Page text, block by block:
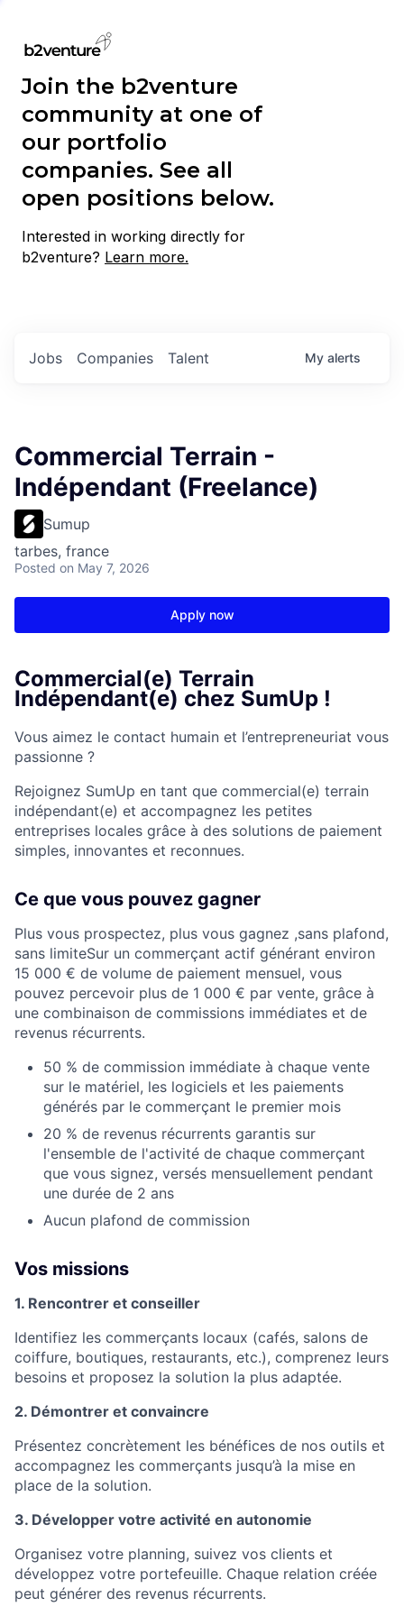
Join the b2venture
community at one of
our portfolio
companies. See all
open positions below.
Interested in working directly for
b2venture? Learn more.
Jobs Companies Talent My alerts
Commercial Terrain -
Indépendant (Freelance)
Sumup
tarbes, france
Posted on May 7, 2026
Apply now
Commercial(e) Terrain
Indépendant(e) chez SumUp !
Vous aimez le contact humain et l’entrepreneuriat vous
passionne ?
Rejoignez SumUp en tant que commercial(e) terrain
indépendant(e) et accompagnez les petites
entreprises locales grâce à des solutions de paiement
simples, innovantes et reconnues.
Ce que vous pouvez gagner
Plus vous prospectez, plus vous gagnez ,sans plafond,
sans limiteSur un commerçant actif générant environ
15 000 € de volume de paiement mensuel, vous
pouvez percevoir plus de 1 000 € par vente, grâce à
une combinaison de commissions immédiates et de
revenus récurrents.
50 % de commission immédiate à chaque vente
sur le matériel, les logiciels et les paiements
générés par le commerçant le premier mois
20 % de revenus récurrents garantis sur
l'ensemble de l'activité de chaque commerçant
que vous signez, versés mensuellement pendant
une durée de 2 ans
Aucun plafond de commission
Vos missions
1. Rencontrer et conseiller
Identifiez les commerçants locaux (cafés, salons de
coiffure, boutiques, restaurants, etc.), comprenez leurs
besoins et proposez la solution la plus adaptée.
2. Démontrer et convaincre
Présentez concrètement les bénéfices de nos outils et
accompagnez les commerçants jusqu’à la mise en
place de la solution.
3. Développer votre activité en autonomie
Organisez votre planning, suivez vos clients et
développez votre portefeuille. Chaque relation créée
peut générer des revenus récurrents.